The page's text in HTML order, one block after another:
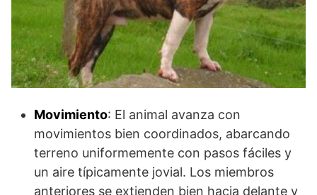
Movimiento: El animal avanza con
movimientos bien coordinados, abarcando
terreno uniformemente con pasos fáciles y
un aire típicamente jovial. Los miembros
anteriores se extienden bien hacia delante y